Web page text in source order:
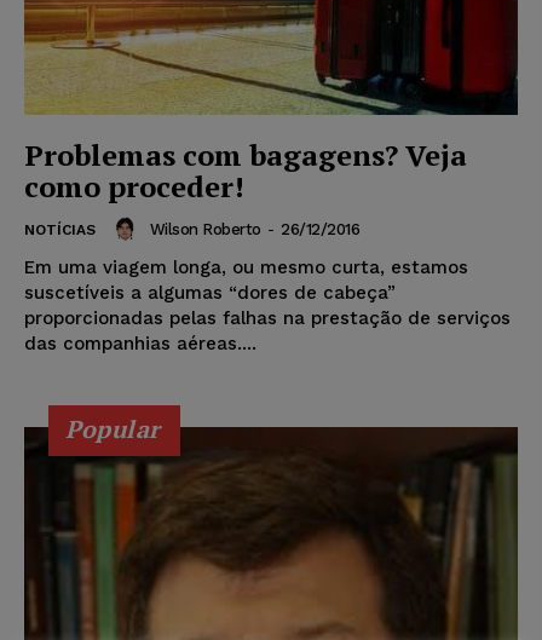
Problemas com bagagens? Veja
como proceder!
NOTÍCIAS Wilson Roberto - 26/12/2016
Em uma viagem longa, ou mesmo curta, estamos
suscetíveis a algumas “dores de cabeça”
proporcionadas pelas falhas na prestação de serviços
das companhias aéreas....
Popular